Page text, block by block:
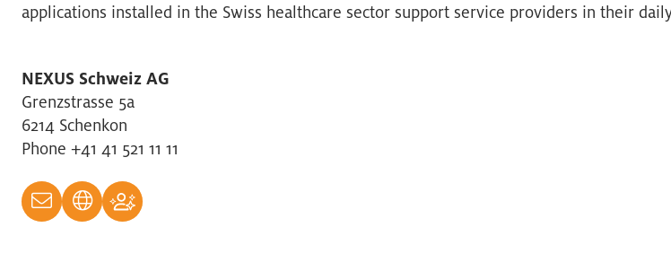
applications installed in the Swiss healthcare sector support service providers in their
NEXUS Schweiz AG
Grenzstrasse 5a
6214 Schenkon
Phone +41 41 521 11 11